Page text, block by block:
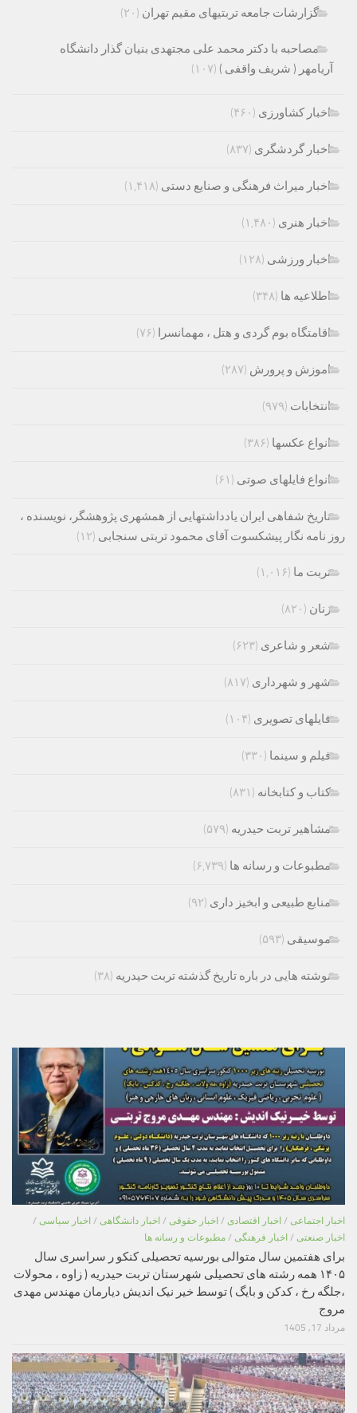
گزارشات جامعه تربتیهای مقیم تهران (۲۰)
مصاحبه با دکتر محمد علی مجتهدی بنیان گذار دانشگاه
آریامهر ( شریف واقفی ) (۱۰۷)
اخبار کشاورزی (۴۶۰)
اخبار گردشگری (۸۳۷)
اخبار میراث فرهنگی و صنایع دستی (۱,۴۱۸)
اخبار هنری (۱,۴۸۰)
اخبار ورزشی (۱۲۸)
اطلاعیه ها (۳۴۸)
اقامتگاه بوم گردی و هتل ، مهمانسرا (۷۶)
اموزش و پرورش (۲۸۷)
انتخابات (۹۷۹)
انواع عکسها (۳۸۶)
انواع فایلهای صوتی (۶۱)
تاریخ شفاهی ایران یادداشتهایی از همشهری پژوهشگر، نویسنده ،
روز نامه نگار پیشکسوت آقای محمود تربتی سنجابی (۱۲)
تربت ما (۱,۰۱۶)
زنان (۸۲۰)
شعر و شاعری (۶۲۳)
شهر و شهرداری (۸۱۷)
فایلهای تصویری (۱۰۴)
فیلم و سینما (۳۳۰)
کتاب و کتابخانه (۸۳۱)
مشاهیر تربت حیدریه (۵۷۹)
مطبوعات و رسانه ها (۶,۷۳۹)
منابع طبیعی و ابخیز داری (۹۲)
موسیقی (۵۹۳)
نوشته هایی در باره تاریخ گذشته تربت حیدریه (۳۸)
اخبار اجتماعی / اخبار اقتصادی / اخبار حقوقی / اخبار دانشگاهی / اخبار سیاسی /
اخبار صنعتی / اخبار فرهنگی / مطبوعات و رسانه ها
برای هفتمین سال متوالی بورسیه تحصیلی کنکو ر سراسری سال
۱۴۰۵ همه رشته های تحصیلی شهرستان تربت حیدریه ( زاوه ، محولات
،جلگه رخ ، کدکن و بایگ ) توسط خیر نیک اندیش دیارمان مهندس مهدی
مروج
مرداد 17, 1405